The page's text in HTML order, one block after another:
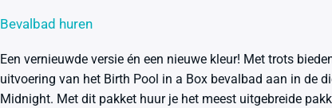
Bevalbad huren
Een vernieuwde versie én een nieuwe kleur! Met trots
uitvoering van het Birth Pool in a Box bevalbad aan in de
Midnight. Met dit pakket huur je het meest uitgebreide